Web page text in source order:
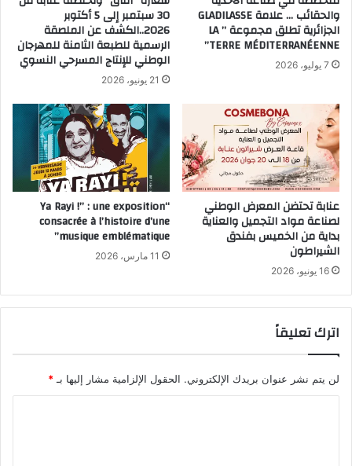
والحقائب … علامة GLADILASSE
الجزائرية تطلق مجموعة ” LA
TERRE MÉDITERRANÉENNE”
7 يوليو، 2026
30 سبتمبر إلى 5 أكتوبر
2026..الكشف عن الملصقة
الرسمية للطبعة الثامنة للمهرجان
الوطني للإنتاج المسرحي النسوي
21 يونيو، 2026
عنابة تحتضن المعرض الوطني
لصناعة مواد التجميل والعناية
بداية من الخميس بفندق
الشيراطون
16 يونيو، 2026
“Ya Rayi !” : une exposition
consacrée à l’histoire d’une
musique emblématique”
11 مارس، 2026
اترك تعليقاً
لن يتم نشر عنوان بريدك الإلكتروني. الحقول الإلزامية مشار إليها بـ*